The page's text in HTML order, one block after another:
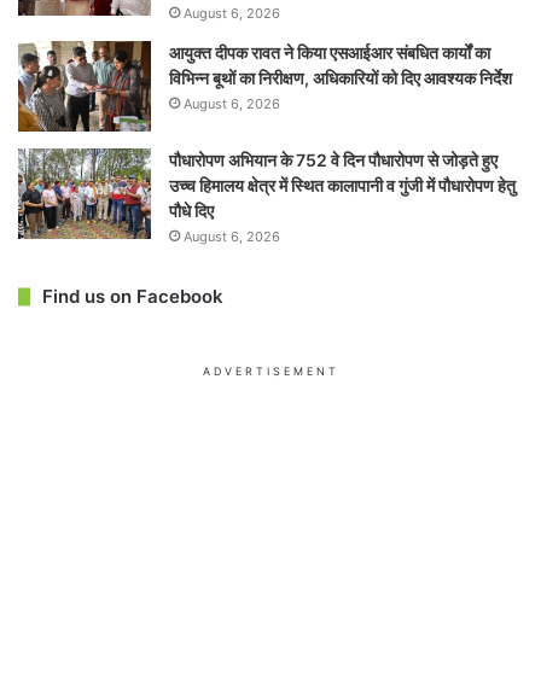
August 6, 2026
आयुक्त दीपक रावत ने किया एसआईआर संबधित कार्यों का
विभिन्न बूथों का निरीक्षण, अधिकारियों को दिए आवश्यक निर्देश
August 6, 2026
पौधारोपण अभियान के 752 वे दिन पौधारोपण से जोड़ते हुए
उच्च हिमालय क्षेत्र में स्थित कालापानी व गुंजी में पौधारोपण हेतु
पौधे दिए
August 6, 2026
Find us on Facebook
ADVERTISEMENT